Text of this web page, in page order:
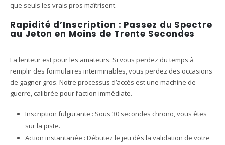
que seuls les vrais pros maîtrisent.
Rapidité d’Inscription : Passez du Spectre
au Jeton en Moins de Trente Secondes
La lenteur est pour les amateurs. Si vous perdez du temps à
remplir des formulaires interminables, vous perdez des occasions
de gagner gros. Notre processus d’accès est une machine de
guerre, calibrée pour l’action immédiate.
Inscription fulgurante : Sous 30 secondes chrono, vous êtes
sur la piste.
Action instantanée : Débutez le jeu dès la validation de votre